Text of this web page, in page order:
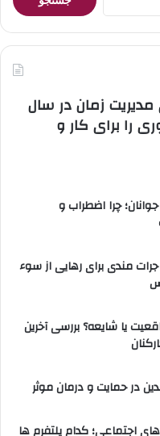
برای:
زمان در سال
را برای کار و
چرا اضطراب و
مندی برای رهایی از سوء
یا شایعه؟ بررسی آخرین
در حمایت و درمان موثر
اجتماعی؛ کدام پلتفرم ها